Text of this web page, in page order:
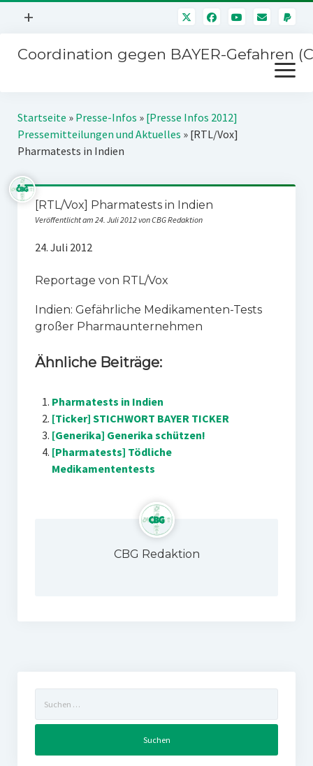
Menü
+
Mitmachen
Über uns
Kontakt
Impressum
Störfälle
Coordination gegen BAYER-Gefahren
Menü
öffnen
Kampagnen
Stichwort BAYER
Jahrestagung
Startseite » Presse-Infos » [Presse Infos 2012]
Pressemitteilungen und Aktuelles » [RTL/Vox]
Pharmatests in Indien
[RTL/Vox] Pharmatests in Indien
Veröffentlicht am 24. Juli 2012 von CBG Redaktion
24. Juli 2012
Reportage von RTL/Vox
Indien: Gefährliche Medikamenten-Tests
großer Pharmaunternehmen
Ähnliche Beiträge:
Pharmatests in Indien
[Ticker] STICHWORT BAYER TICKER
[Generika] Generika schützen!
[Pharmatests] Tödliche
Medikamententests
CBG Redaktion
nach: